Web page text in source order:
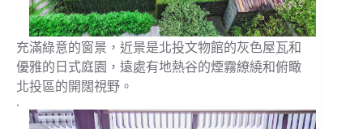
充滿綠意的窗景，近景是北投文物館的灰色屋瓦和
優雅的日式庭園，遠處有地熱谷的煙霧繚繞和俯瞰
北投區的開闊視野。
.